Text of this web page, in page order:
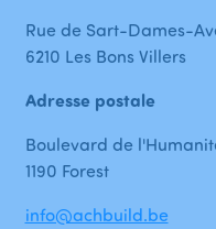
Rue de Sart-Dames-
6210 Les Bons Villers
Adresse postale
Boulevard de
1190 Forest
info@achbuild.be